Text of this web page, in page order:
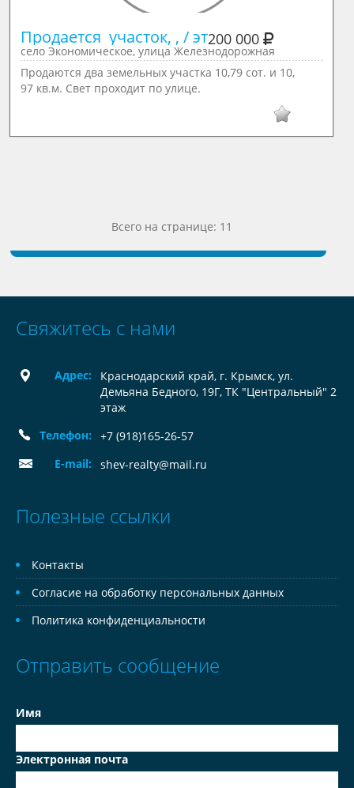
Продается  участок, , / эт200 000
село Экономическое, улица Железнодорожная
Продаются два земельных участка 10,79 сот. и 10,
97 кв.м. Свет проходит по улице.
Всего на странице: 11
Свяжитесь с нами
Адрес:
Краснодарский край, г. Крымск, ул.
Демьяна Бедного, 19Г, ТК "Центральный" 2
этаж
Телефон:
+7 (918)165-26-57
E-mail:
shev-realty@mail.ru
Полезные ссылки
Контакты
Согласие на обработку персональных данных
Политика конфиденциальности
Отправить сообщение
Имя
Электронная почта